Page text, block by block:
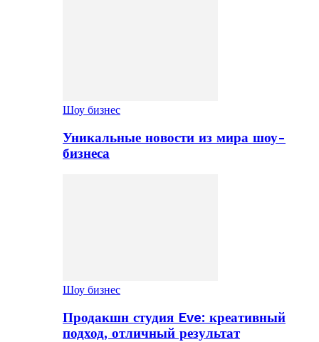
Шоу бизнес
Уникальные новости из мира шоу-
бизнеса
Шоу бизнес
Продакшн студия Eve: креативный
подход, отличный результат